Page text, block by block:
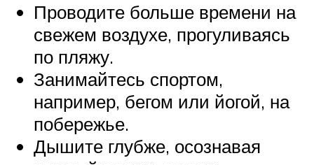
Проводите больше времени на
свежем воздухе, прогуливаясь
по пляжу.
Занимайтесь спортом,
например, бегом или йогой, на
побережье.
Дышите глубже, осознавая